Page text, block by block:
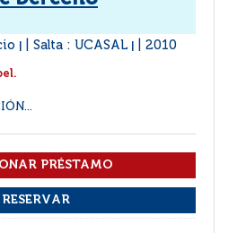
Salta : UCASAL 2010